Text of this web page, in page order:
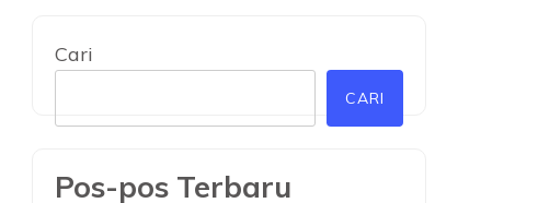
Cari
CARI
Pos-pos Terbaru